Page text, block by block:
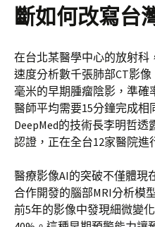
斷如何改寫台
在台北某醫學中心的放射科
速度分析數千張肺部CT影
毫米的早期腫瘤陰影，準確
醫師平均需要15分鐘完成相
DeepMed的技術長李明哲
認證，正在全台12家醫院進
醫療影像AI的突破不僅體現
合作開發的腦部MRI分析模
前5年的影像中發現細微變